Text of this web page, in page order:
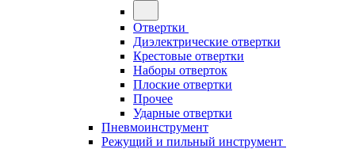
Отвертки
Диэлектрические отвертки
Крестовые отвертки
Наборы отверток
Плоские отвертки
Прочее
Ударные отвертки
Пневмоинструмент
Режущий и пильный инструмент